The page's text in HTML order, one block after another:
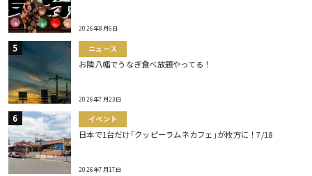
2026年8月6日
ニュース
お隣八幡でうなぎ食べ放題やってる！
2026年7月23日
イベント
日本で1台だけ｢クッピーラムネカフェ｣が枚方に！7/18
2026年7月17日